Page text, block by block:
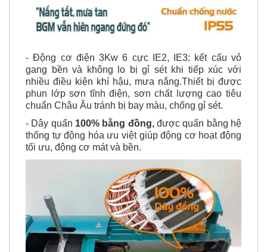
gang bền và không lo bị gỉ sét khi tiếp xúc với
nhiều điều kiện khí hậu, mưa nắng.Thiết bị được
phun lớp sơn tĩnh điện, sơn chất lượng cao tiêu
chuẩn Châu Âu tránh bị bay màu, chống gỉ sét.
- Dây quấn100% bằng đồng,được quấn bằng hệ
thống tự động hóa ưu việt giúp động cơ hoạt động
tối ưu, động cơ mát và bền.